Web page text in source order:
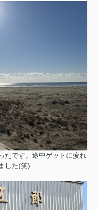
たです。途中ゲットに疲れ
した(笑)